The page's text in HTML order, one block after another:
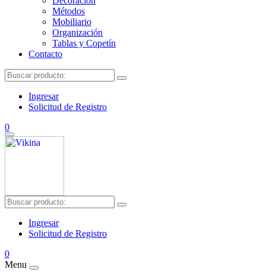
Métodos
Mobiliario
Organización
Tablas y Copetín
Contacto
Ingresar
Solicitud de Registro
0
Ingresar
Solicitud de Registro
0
Menu